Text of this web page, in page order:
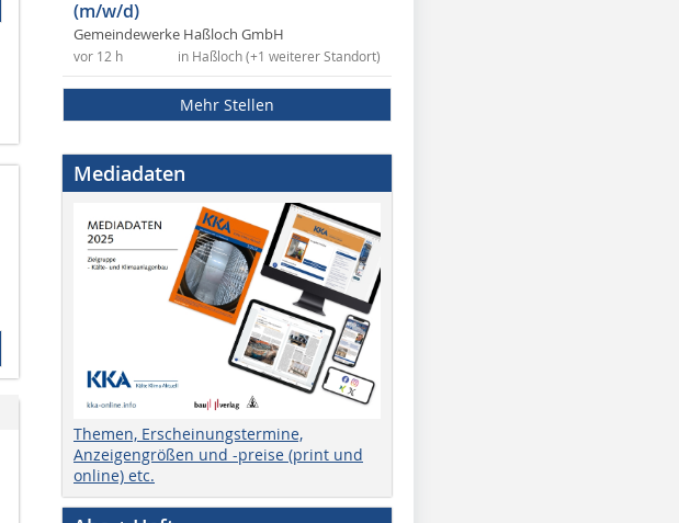
(m/w/d)
Gemeindewerke Haßloch GmbH
in Haßloch (+1 weiterer Standort)
vor 12 h
Mehr Stellen
Mediadaten
Themen, Erscheinungstermine,
Anzeigengrößen und -preise (print und
online) etc.